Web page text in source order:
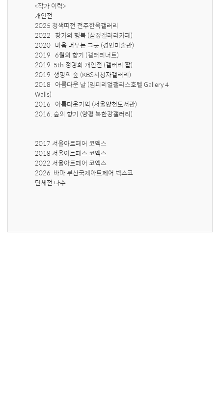
<작가 이력>
개인전
2025 청색띠전 전주한옥갤러리
2022   창가의 행복 (삼정갤러리카페)
2020   마음 머무는 그곳 (경인미술관)
2019   6월의 향기 (갤러리너트)
2019  5th 정명희 개인전 (갤러리 활)
2019  생명의 숲 (KBS시청자갤러리)
2018   아름다운 날 (임피리얼팰리스호텔 Gallery 4
Walls)
2016   아름다운기억 (서울양천도서관)
2016. 숲의 향기 (양평 북한강갤러리)
2017 서울아트페어 코엑스
2018 서울아트페스 코엑스
2022 서울아트페어 코엑스
2026  바마 부산국제아트페어 벡스코
단체전 다수